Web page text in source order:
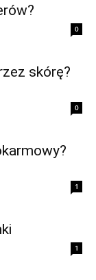
0
skórę?
0
1
1